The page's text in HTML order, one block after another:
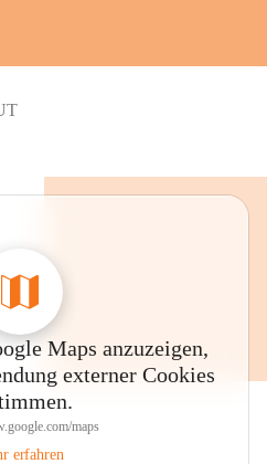
Maps anzuzeigen,
externer Cookies
maps
erfahren